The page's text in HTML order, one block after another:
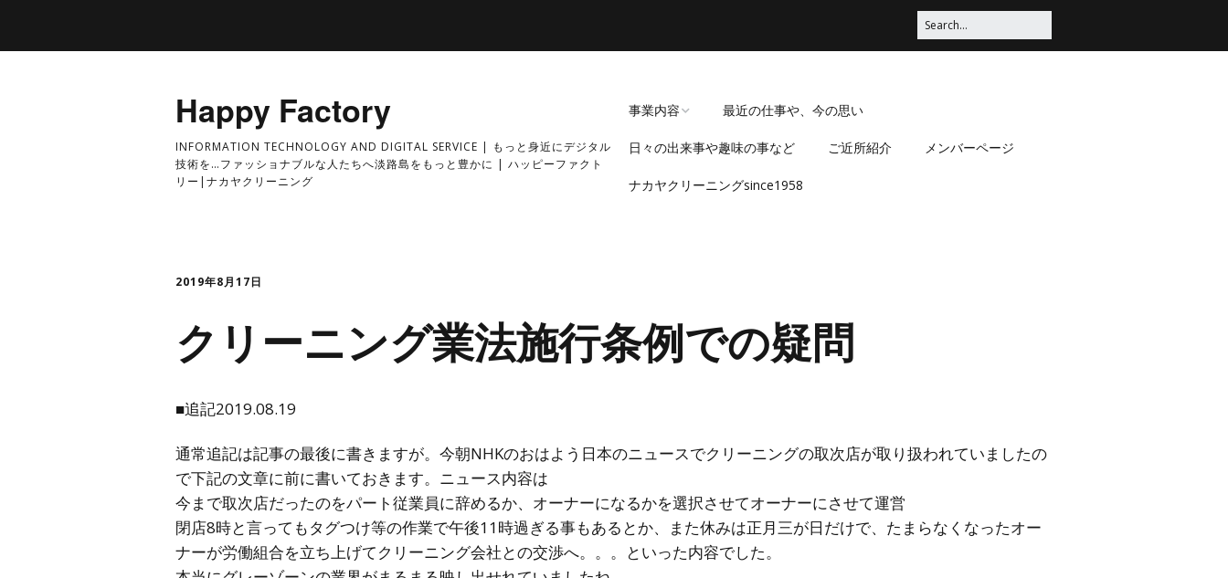
Happy Factory
INFORMATION TECHNOLOGY AND DIGITAL SERVICE | もっと身近にデジタル
技術を…ファッショナブルな人たちへ淡路島をもっと豊かに | ハッピーファクト
リー|ナカヤクリーニング
事業内容
経緯
過去の事業内容・実績
最近の仕事や、今の思い
日々の出来事や趣味の事など ご近所紹介 メンバーページ
ナカヤクリーニングsince1958
2019年8月17日
クリーニング業法施行条例での疑問
■追記2019.08.19
通常追記は記事の最後に書きますが。今朝NHKのおはよう日本のニュースでクリーニングの取次店が取り扱われていましたの
で下記の文章に前に書いておきます。ニュース内容は
今まで取次店だったのをパート従業員に辞めるか、オーナーになるかを選択させてオーナーにさせて運営
閉店8時と言ってもタグつけ等の作業で午後11時過ぎる事もあるとか、また休みは正月三が日だけで、たまらなくなったオー
ナーが労働組合を立ち上げてクリーニング会社との交渉へ。。。といった内容でした。